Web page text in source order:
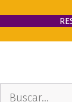
Buscar: